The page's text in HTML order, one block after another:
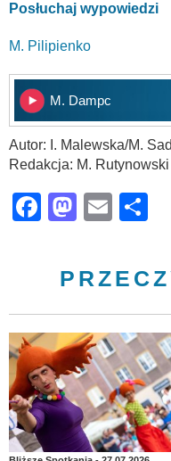
Posłuchaj wypowiedzi
M. Pilipienko
M. Dampc
Autor: I. Malewska/M.
Redakcja: M. Rutynowski
Facebook
Email